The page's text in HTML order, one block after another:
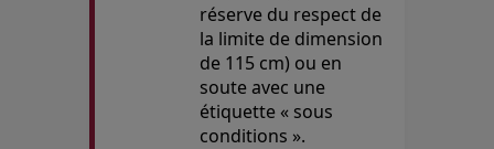
réserve du respect de
la limite de dimension
de 115 cm) ou en
soute avec une
étiquette « sous
conditions ».